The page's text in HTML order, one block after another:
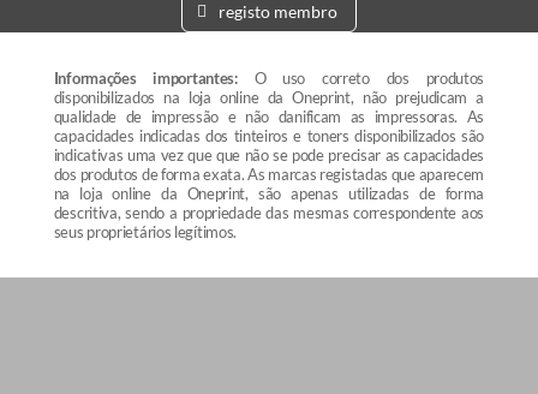
registo membro
Informações importantes: O uso correto dos produtos
disponibilizados na loja online da Oneprint, não prejudicam a
qualidade de impressão e não danificam as impressoras. As
capacidades indicadas dos tinteiros e toners disponibilizados são
indicativas uma vez que que não se pode precisar as capacidades
dos produtos de forma exata. As marcas registadas que aparecem
na loja online da Oneprint, são apenas utilizadas de forma
descritiva, sendo a propriedade das mesmas correspondente aos
seus proprietários legítimos.